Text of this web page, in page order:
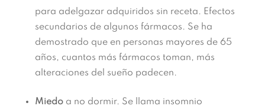
para adelgazar adquiridos sin receta. Efectos
secundarios de algunos fármacos. Se ha
demostrado que en personas mayores de 65
años, cuantos más fármacos toman, más
alteraciones del sueño padecen.
Miedoa no dormir. Se llama insomnio